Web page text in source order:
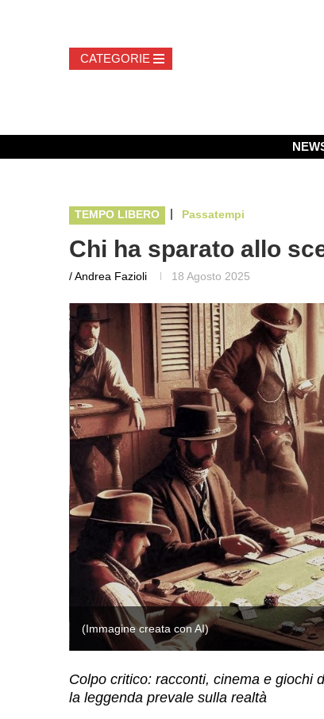
TEMPO LIBERO | Passatempi
Chi ha sparato allo
/ Andrea Fazioli 18 Agosto 2025
(Immagine creata con AI)
Colpo critico: racconti, cinema e giochi
la leggenda prevale sulla realtà